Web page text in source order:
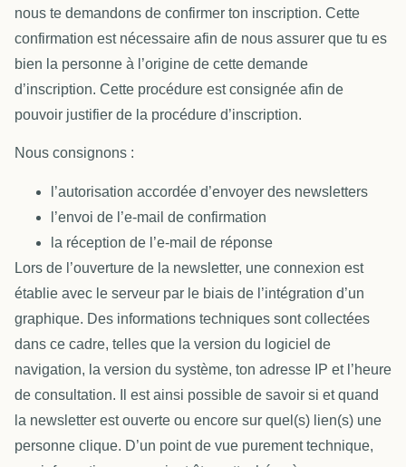
nous te demandons de confirmer ton inscription. Cette
confirmation est nécessaire afin de nous assurer que tu es
bien la personne à l’origine de cette demande
d’inscription. Cette procédure est consignée afin de
pouvoir justifier de la procédure d’inscription.
Nous consignons :
l’autorisation accordée d’envoyer des newsletters
l’envoi de l’e-mail de confirmation
la réception de l’e-mail de réponse
Lors de l’ouverture de la newsletter, une connexion est
établie avec le serveur par le biais de l’intégration d’un
graphique. Des informations techniques sont collectées
dans ce cadre, telles que la version du logiciel de
navigation, la version du système, ton adresse IP et l’heure
de consultation. Il est ainsi possible de savoir si et quand
la newsletter est ouverte ou encore sur quel(s) lien(s) une
personne clique. D’un point de vue purement technique,